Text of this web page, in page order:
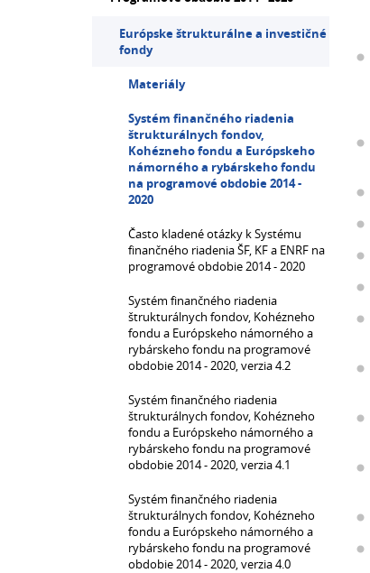
Európske štrukturálne a investičné
fondy
Materiály
Systém finančného riadenia
štrukturálnych fondov,
Kohézneho fondu a Európskeho
námorného a rybárskeho fondu
na programové obdobie 2014 -
2020
Často kladené otázky k Systému
finančného riadenia ŠF, KF a ENRF na
programové obdobie 2014 - 2020
Systém finančného riadenia
štrukturálnych fondov, Kohézneho
fondu a Európskeho námorného a
rybárskeho fondu na programové
obdobie 2014 - 2020, verzia 4.2
Systém finančného riadenia
štrukturálnych fondov, Kohézneho
fondu a Európskeho námorného a
rybárskeho fondu na programové
obdobie 2014 - 2020, verzia 4.1
Systém finančného riadenia
štrukturálnych fondov, Kohézneho
fondu a Európskeho námorného a
rybárskeho fondu na programové
obdobie 2014 - 2020, verzia 4.0